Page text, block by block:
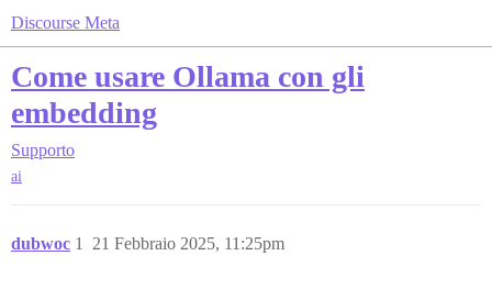
Discourse Meta
Come usare Ollama con gli
embedding
Supporto
ai
dubwoc 21 Febbraio 2025, 11:25pm
1